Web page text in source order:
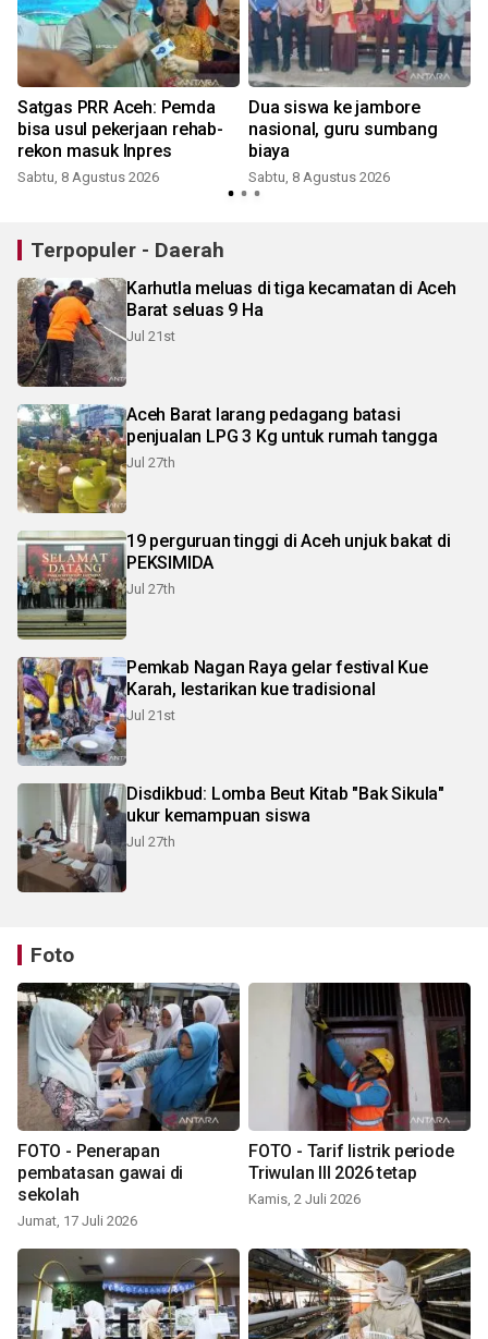
Satgas PRR Aceh: Pemda
bisa usul pekerjaan rehab-
rekon masuk Inpres
Sabtu, 8 Agustus 2026
Dua siswa ke jambore
nasional, guru sumbang
biaya
Sabtu, 8 Agustus 2026
Terpopuler - Daerah
Karhutla meluas di tiga kecamatan di Aceh
Barat seluas 9 Ha
Jul 21st
Aceh Barat larang pedagang batasi
penjualan LPG 3 Kg untuk rumah tangga
Jul 27th
19 perguruan tinggi di Aceh unjuk bakat di
PEKSIMIDA
Jul 27th
Pemkab Nagan Raya gelar festival Kue
Karah, lestarikan kue tradisional
Jul 21st
Disdikbud: Lomba Beut Kitab "Bak Sikula"
ukur kemampuan siswa
Jul 27th
Foto
FOTO - Penerapan
pembatasan gawai di
sekolah
Jumat, 17 Juli 2026
FOTO - Tarif listrik periode
Triwulan III 2026 tetap
Kamis, 2 Juli 2026